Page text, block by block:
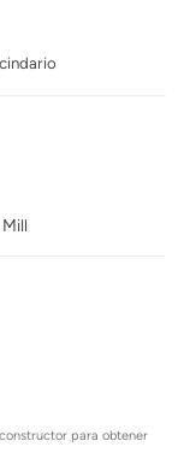
para obtener